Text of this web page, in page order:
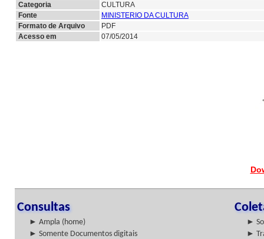
Categoria
CULTURA
Fonte
MINISTERIO DA CULTURA
Formato de Arquivo
PDF
Acesso em
07/05/2014
Consultas
► Ampla (home)
►
► Somente Documentos digitais
►